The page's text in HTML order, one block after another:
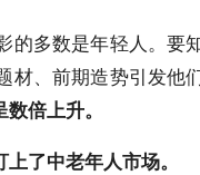
多数是年轻人。要
、前期造势引发他
倍上升。
了中老年人市场。